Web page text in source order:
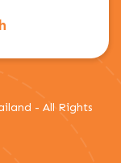
- All Rights